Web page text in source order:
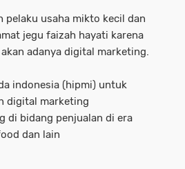
pelaku usaha mikto kecil dan
jegu faizah hayati karena
adanya digital marketing.
indonesia (hipmi) untuk
digital marketing
di bidang penjualan di era
dan lain